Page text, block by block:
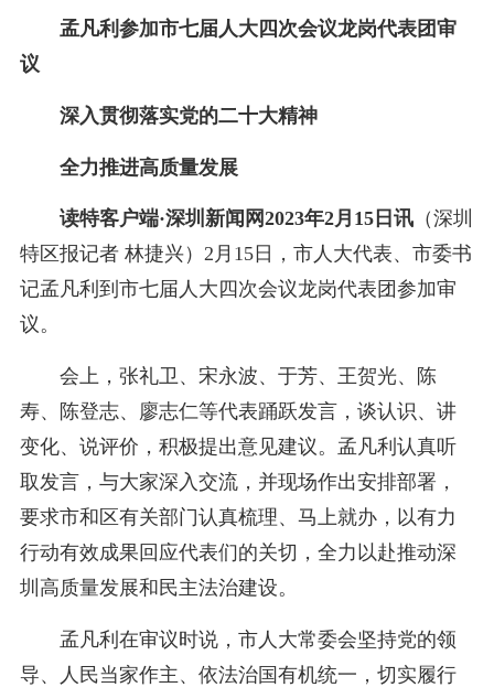
孟凡利参加市七届人大四次会议龙岗代表团审
议
深入贯彻落实党的二十大精神
全力推进高质量发展
读特客户端·深圳新闻网2023年2月15日讯（深圳
特区报记者 林捷兴）2月15日，市人大代表、市委书
记孟凡利到市七届人大四次会议龙岗代表团参加审
议。
会上，张礼卫、宋永波、于芳、王贺光、陈
寿、陈登志、廖志仁等代表踊跃发言，谈认识、讲
变化、说评价，积极提出意见建议。孟凡利认真听
取发言，与大家深入交流，并现场作出安排部署，
要求市和区有关部门认真梳理、马上就办，以有力
行动有效成果回应代表们的关切，全力以赴推动深
圳高质量发展和民主法治建设。
孟凡利在审议时说，市人大常委会坚持党的领
导、人民当家作主、依法治国有机统一，切实履行